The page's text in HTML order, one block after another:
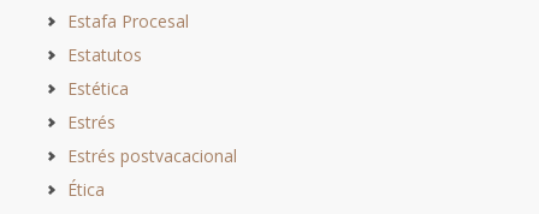
Estafa Procesal
Estatutos
Estética
Estrés
Estrés postvacacional
Ética